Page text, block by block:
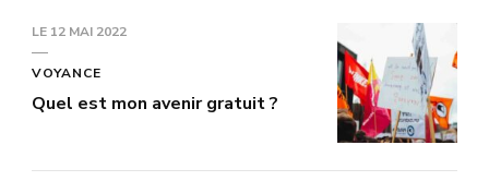
LE 12 MAI 2022
VOYANCE
Quel est mon avenir gratuit ?